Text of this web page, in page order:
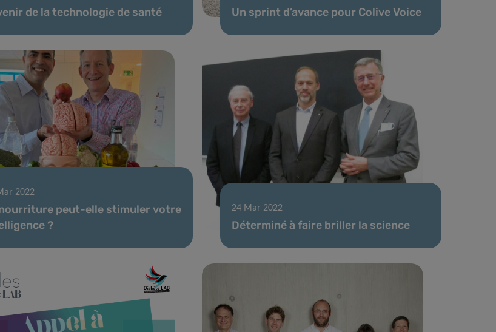
de la technologie de santé Un sprint d’avance pour Colive Voice
2022
peut-elle stimuler votre
?
24 Mar 2022
Déterminé à faire briller la science